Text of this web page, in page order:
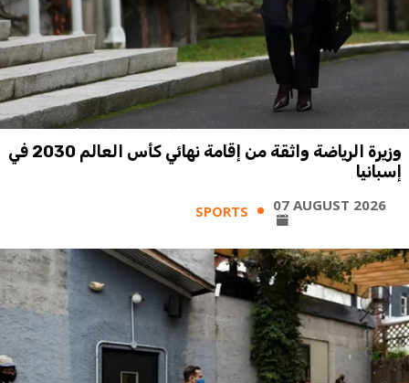
وزيرة الرياضة واثقة من إقامة نهائي كأس العالم 2030 في
إسبانيا
SPORTS 07 AUGUST 2026